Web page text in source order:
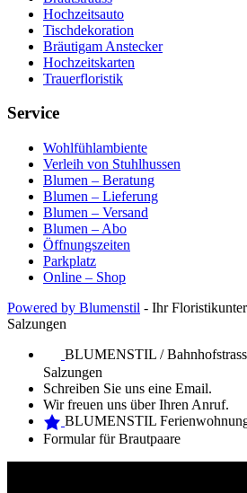
Hochzeitsauto
Tischdekoration
Bräutigam Anstecker
Hochzeitskarten
Trauerfloristik
Service
Wohlfühlambiente
Verleih von Stuhlhussen
Blumen – Beratung
Blumen – Lieferung
Blumen – Versand
Blumen – Abo
Öffnungszeiten
Parkplatz
Online – Shop
Powered by Blumenstil - Ihr
Salzungen
BLUMENSTIL /
Salzungen
Schreiben Sie uns eine Email.
Wir freuen uns über Ihren Anruf.
BLUMENSTIL
Formular für Brautpaare